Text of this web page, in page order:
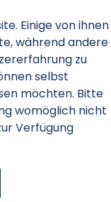
Einige von ihnen
während andere
zu
selbst
möchten. Bitte
womöglich nicht
Verfügung